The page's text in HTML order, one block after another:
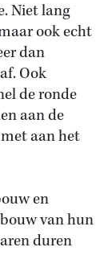
Niet lang
ook echt
dan
Ook
de ronde
aan de
aan het
en
van hun
duren